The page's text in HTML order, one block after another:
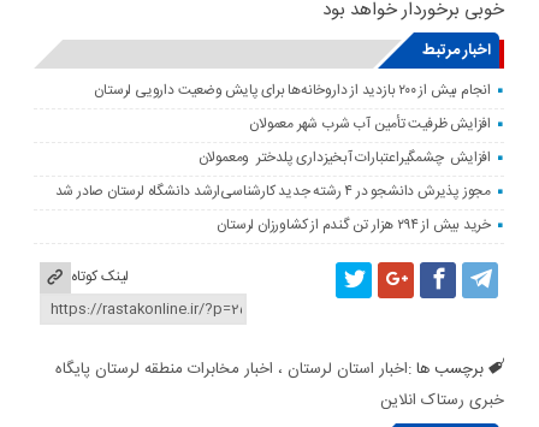
خوبی برخوردار خواهد بود
اخبار مرتبط
انجام بیش از ۲۰۰ بازدید از داروخانه‌ها برای پایش وضعیت دارویی لرستان
افزایش ظرفیت تأمین آب شرب شهر معمولان
افزایش چشمگیراعتبارات آبخیزداری پلدختر ومعمولان
مجوز پذیرش دانشجو در ۴ رشته جدید کارشناسی‌ارشد دانشگاه لرستان صادر شد
خرید بیش از ۲۹۴ هزار تن گندم از کشاورزان لرستان
لینک کوتاه
برچسب ها :اخبار استان لرستان ، اخبار مخابرات منطقه لرستان پایگاه
خبری رستاک انلاین